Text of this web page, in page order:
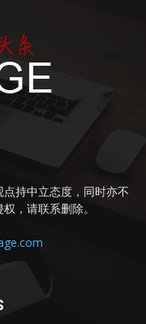
持中立态度，同时亦不
，请联系删除。